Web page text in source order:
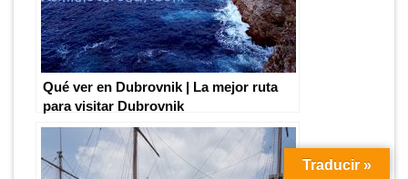
Qué ver en Dubrovnik | La mejor ruta
para visitar Dubrovnik
Traducir »